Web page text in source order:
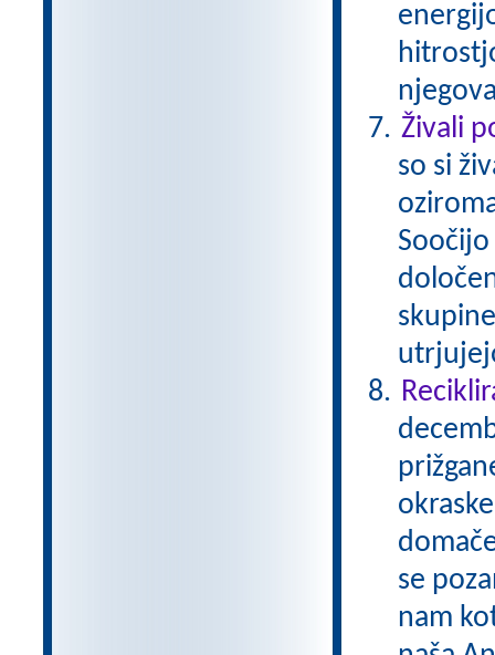
Živali
so si
se
nam